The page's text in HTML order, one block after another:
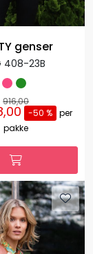
genser
408-23B
916,00
-50 %
per
pakke